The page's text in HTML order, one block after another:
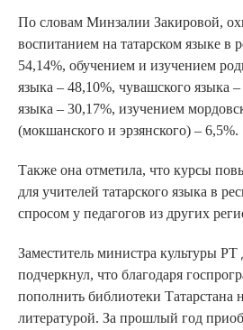
По словам Минзалии Закировой,
воспитанием на татарском языке в
54,14%, обучением и изучением
языка – 48,10%, чувашского языка
языка – 30,17%, изучением
(мокшанского и эрзянского) – 6,5%.
Также она отметила, что курсы
для учителей татарского языка в
спросом у педагогов из других
Заместитель министра культуры
подчеркнул, что благодаря
пополнить библиотеки Татарстана
литературой. За прошлый год